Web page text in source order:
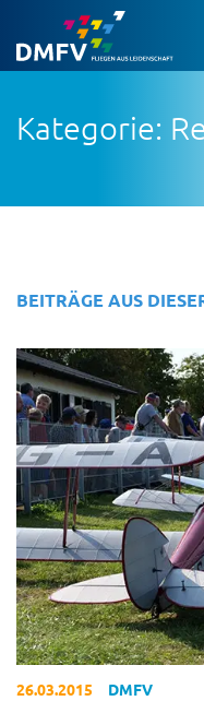
Kategorie:
BEITRÄGE AUS
26.03.2015 DMFV